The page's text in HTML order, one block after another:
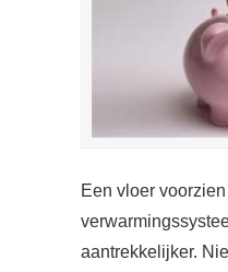
Een vloer
aantrekkelijker.